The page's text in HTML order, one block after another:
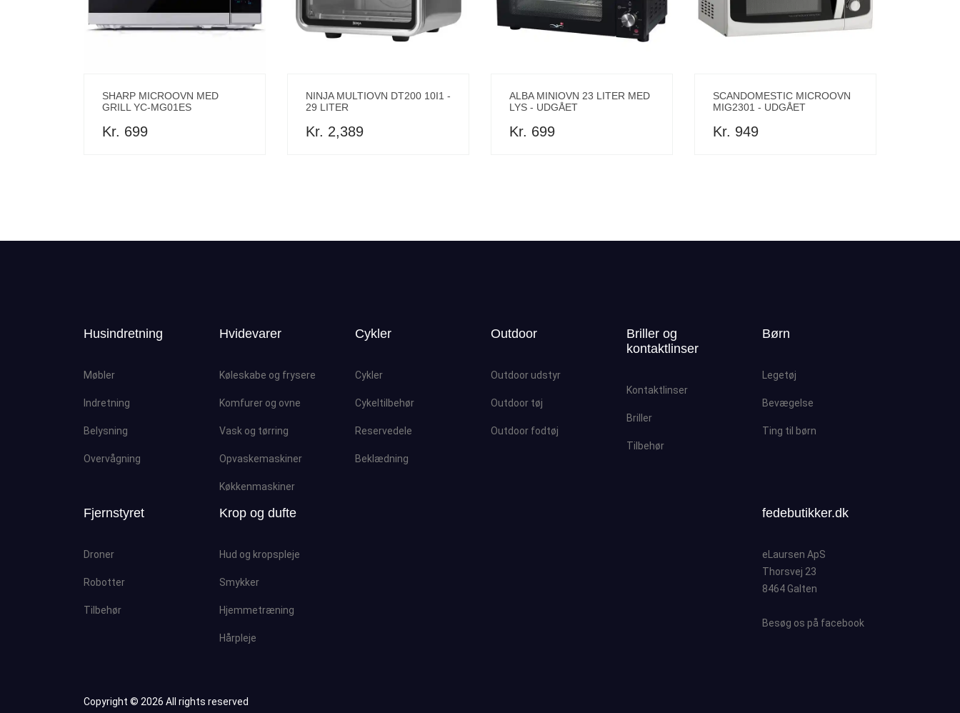
SHARP MICROOVN MED
GRILL YC-MG01ES
Kr. 699
NINJA MULTIOVN DT200 10I1 -
29 LITER
Kr. 2,389
ALBA MINIOVN 23 LITER MED
LYS - UDGÅET
Kr. 699
SCANDOMESTIC MICROOVN
MIG2301 - UDGÅET
Kr. 949
Husindretning
Møbler
Indretning
Belysning
Overvågning
Hvidevarer
Køleskabe og frysere
Komfurer og ovne
Vask og tørring
Opvaskemaskiner
Køkkenmaskiner
Cykler
Cykler
Cykeltilbehør
Reservedele
Beklædning
Outdoor
Outdoor udstyr
Outdoor tøj
Outdoor fodtøj
Briller og
kontaktlinser
Kontaktlinser
Briller
Tilbehør
Børn
Legetøj
Bevægelse
Ting til børn
Fjernstyret
Droner
Robotter
Tilbehør
Krop og dufte
Hud og kropspleje
Smykker
Hjemmetræning
Hårpleje
fedebutikker.dk
eLaursen ApS
Thorsvej 23
8464 Galten
Besøg os på facebook
Copyright © 2026 All rights reserved